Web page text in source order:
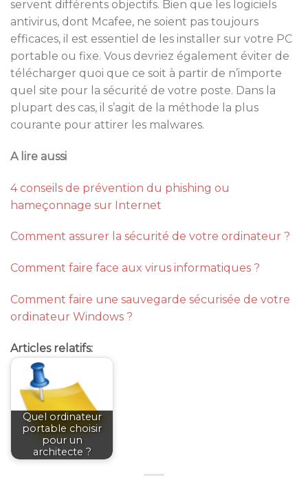
servent différents objectifs. Bien que les logiciels
antivirus, dont Mcafee, ne soient pas toujours
efficaces, il est essentiel de les installer sur votre PC
portable ou fixe. Vous devriez également éviter de
télécharger quoi que ce soit à partir de n’importe
quel site pour la sécurité de votre poste. Dans la
plupart des cas, il s’agit de la méthode la plus
courante pour attirer les malwares.
A lire aussi
4 conseils de prévention du phishing ou
hameçonnage sur Internet
Comment assurer la sécurité de votre ordinateur ?
Comment faire face aux virus informatiques ?
Comment faire une sauvegarde sécurisée de votre
ordinateur Windows ?
Articles relatifs:
Quel ordinateur
portable choisir
pour un
architecte ?